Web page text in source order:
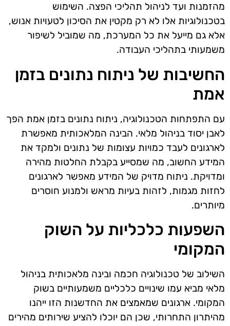
מהזמנות ועד לניהול תהליכי הפצה. השימוש
בטכנולוגיות אלו לא רק מקטין את הסיכון לטעויות אנוש,
אלא גם מייעל את כל המערכת, מה שמוביל לשיפור
משמעותי בתהליכי העבודה.
החשיבות של ניתוח נתונים בזמן
אמת
עם התפתחות הטכנולוגיה, ניתוח נתונים בזמן אמת הפך
לאבן יסוד בניהול מלאי. הבינה המלאכותית מאפשרת
לארגונים לעבד כמויות עצומות של נתונים ולמקד את
המידע החשוב, מה שמסייע בקבלת החלטות מהירה
ומדויקת. ניתוח מדויק של המידע מאפשר לארגונים
לחזות מגמות, לזהות בעיות מראש ולמנוע חוסרים
מיותרים.
השפעות כלכליות על השוק
המקומי
השילוב של טכנולוגיה חכמה ובינה מלאכותית בניהול
מלאי מביא עמו שינויים כלכליים משמעותיים בשוק
המקומי. ארגונים שמאמצים את החדשנות הזו ייהנו
מהיתרון התחרותי, שכן הם יוכלו להציע שירותים מהירים